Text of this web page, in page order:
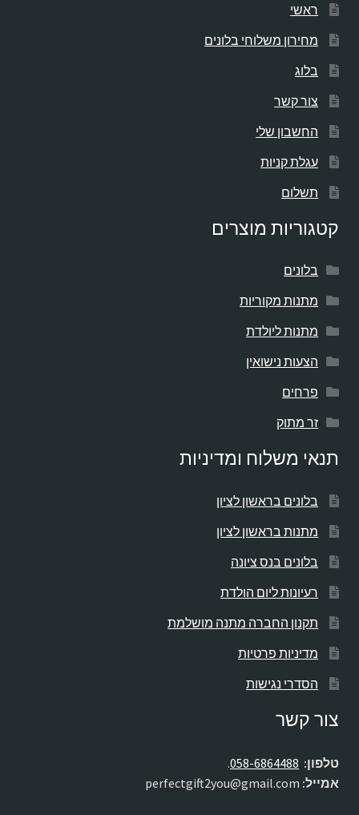
ראשי
מחירון משלוחי בלונים
בלוג
צור קשר
החשבון שלי
עגלת קניות
תשלום
קטגוריות מוצרים
בלונים
מתנות מקוריות
מתנות ליולדת
הצעות נישואין
פרחים
זר מתוק
תנאי משלוח ומדיניות
בלונים בראשון לציון
מתנות בראשון לציון
בלונים בנס ציונה
רעיונות ליום הולדת
תקנון החברה מתנה מושלמת
מדיניות פרטיות
הסדרי נגישות
צור קשר
טלפון: 058-6864488
.
אמייל: